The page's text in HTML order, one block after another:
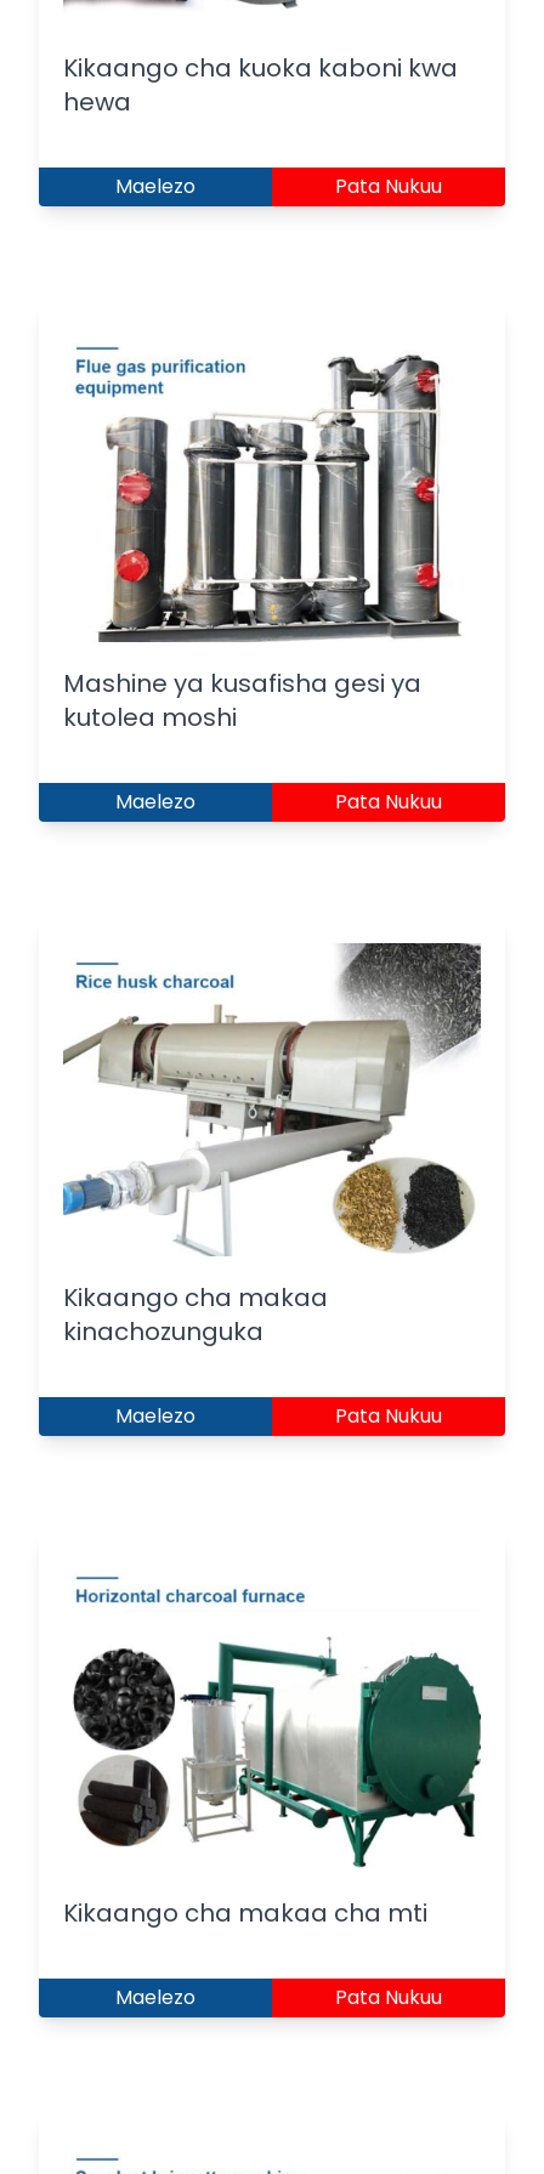
Kikaango cha kuoka kaboni kwa
hewa
Maelezo Pata Nukuu
Mashine ya kusafisha gesi ya
kutolea moshi
Maelezo Pata Nukuu
Kikaango cha makaa
kinachozunguka
Maelezo Pata Nukuu
Kikaango cha makaa cha mti
Maelezo Pata Nukuu